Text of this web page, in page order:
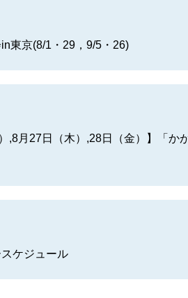
東京(8/1・29，9/5・26)
,8月27日（木）,28日（金）】「か
ケジュール